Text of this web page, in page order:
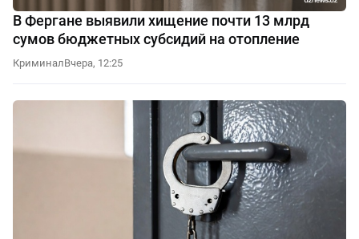
В Фергане выявили хищение почти 13 млрд
сумов бюджетных субсидий на отопление
КриминалВчера, 12:25